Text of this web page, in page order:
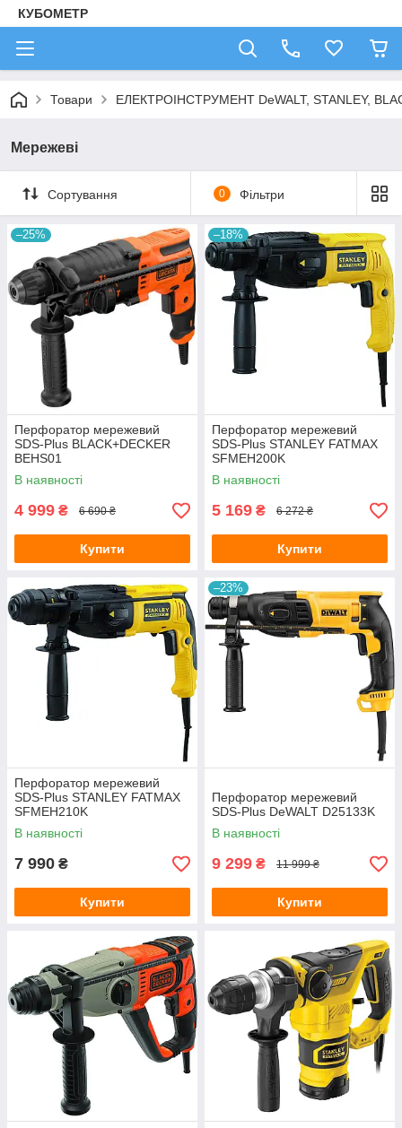
КУБОМЕТР
Товари ЕЛЕКТРОІНСТРУМЕНТ DeWALT, STANLEY,
Мережеві
Сортування 0 Фільтри
–25%
Перфоратор мережевий
SDS-Plus BLACK+DECKER
BEHS01
В наявності
4 999 ₴ 6 690 ₴
Купити
–18%
Перфоратор мережевий
SDS-Plus STANLEY FATMAX
SFMEH200K
В наявності
5 169 ₴ 6 272 ₴
Купити
Перфоратор мережевий
SDS-Plus STANLEY FATMAX
SFMEH210K
В наявності
7 990 ₴
Купити
–23%
Перфоратор мережевий
SDS-Plus DeWALT D25133K
В наявності
9 299 ₴ 11 999 ₴
Купити